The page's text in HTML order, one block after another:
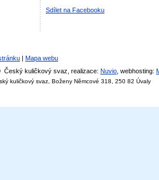
Sdílet na Facebooku
| Mapa webu
Český kuličkový svaz, realizace: Nuvio , webhosting:
kuličkový svaz, Boženy Němcové 318, 250 82 Úvaly